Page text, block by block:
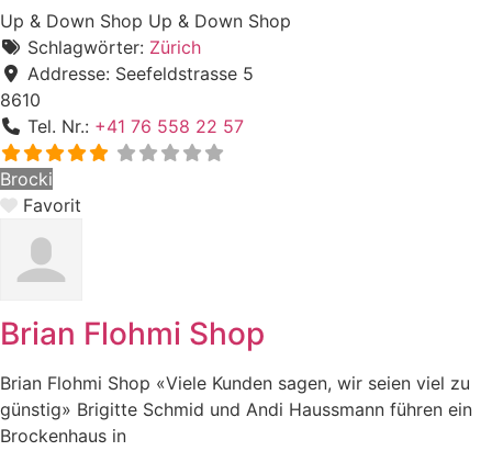
Up & Down Shop Up & Down Shop
Schlagwörter: Zürich
Addresse: Seefeldstrasse 5
8610
Tel. Nr.: +41 76 558 22 57
Brocki
Favorit
Brian Flohmi Shop
Brian Flohmi Shop «Viele Kunden sagen, wir seien viel zu
günstig» Brigitte Schmid und Andi Haussmann führen ein
Brockenhaus in